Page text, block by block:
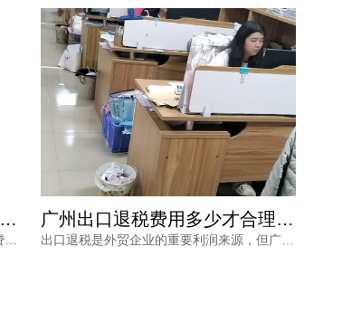
广州出口退税费用如何确认？专业财税公司根据什么定价？ 广州出口退税费用多少才合理？别让隐形收费拖垮你的利润